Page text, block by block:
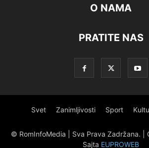
O NAMA
PRATITE NAS
Svet Zanimljivosti Sport
© RomInfoMedia | Sva Prava Zadržana. |
Sajta EUPROWEB